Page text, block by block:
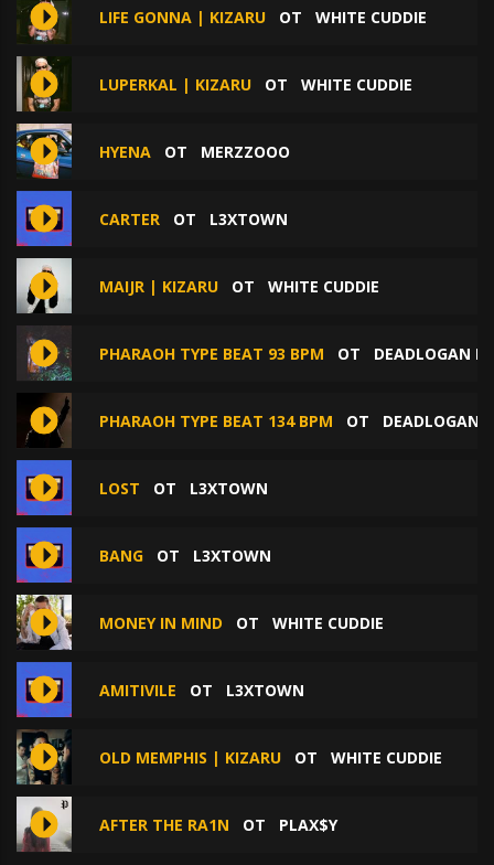
LIFE GONNA | KIZARU ОТ WHITE CUDDIE
LUPERKAL | KIZARU ОТ WHITE CUDDIE
HYENA ОТ MERZZOOO
CARTER ОТ L3XTOWN
MAIJR | KIZARU ОТ WHITE CUDDIE
PHARAOH TYPE BEAT 93 BPM ОТ DEADLOGAN
PHARAOH TYPE BEAT 134 BPM ОТ DEADLOGAN
LOST ОТ L3XTOWN
BANG ОТ L3XTOWN
MONEY IN MIND ОТ WHITE CUDDIE
AMITIVILE ОТ L3XTOWN
OLD MEMPHIS | KIZARU ОТ WHITE CUDDIE
AFTER THE RA1N ОТ PLAX$Y